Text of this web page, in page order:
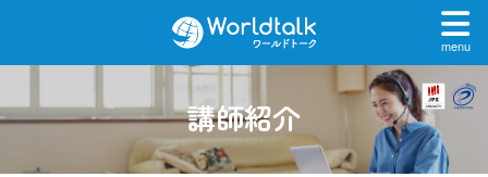
menu
講師紹介